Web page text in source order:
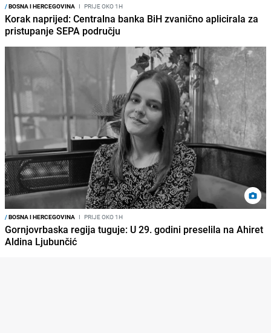
/BOSNA I HERCEGOVINA I PRIJE OKO 1H
Korak naprijed: Centralna banka BiH zvanično aplicirala za
pristupanje SEPA području
/BOSNA I HERCEGOVINA I PRIJE OKO 1H
Gornjovrbaska regija tuguje: U 29. godini preselila na Ahiret
Aldina Ljubunčić